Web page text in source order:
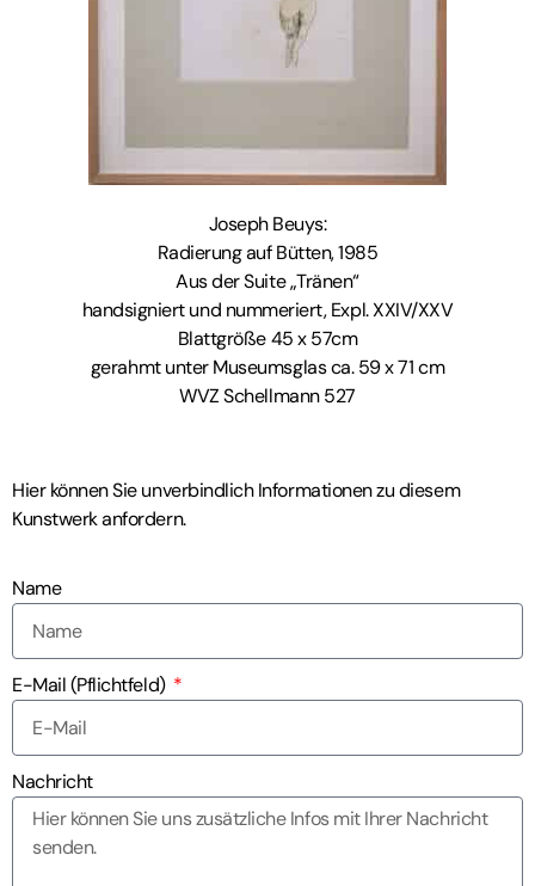
Joseph Beuys:
Radierung auf Bütten, 1985
Aus der Suite „Tränen“
handsigniert und nummeriert, Expl. XXIV/XXV
Blattgröße 45 x 57cm
gerahmt unter Museumsglas ca. 59 x 71 cm
WVZ Schellmann 527
Hier können Sie unverbindlich Informationen zu diesem
Kunstwerk anfordern.
Name
E-Mail (Pflichtfeld)
Nachricht